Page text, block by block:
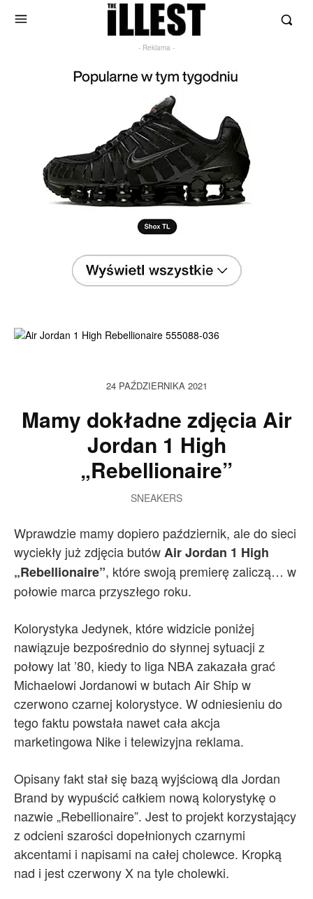
- Reklama -
24 PAŹDZIERNIKA 2021
Mamy dokładne zdjęcia Air
Jordan 1 High
„Rebellionaire”
SNEAKERS
Wprawdzie mamy dopiero październik, ale do sieci
wyciekły już zdjęcia butówAir Jordan 1 High
„Rebellionaire”, które swoją premierę zaliczą… w
połowie marca przyszłego roku.
Kolorystyka Jedynek, które widzicie poniżej
nawiązuje bezpośrednio do słynnej sytuacji z
połowy lat ’80, kiedy to liga NBA zakazała grać
Michaelowi Jordanowi w butach Air Ship w
czerwono czarnej kolorystyce. W odniesieniu do
tego faktu powstała nawet cała akcja
marketingowa Nike i telewizyjna reklama.
Opisany fakt stał się bazą wyjściową dla Jordan
Brand by wypuścić całkiem nową kolorystykę o
nazwie „Rebellionaire”. Jest to projekt korzystający
z odcieni szarości dopełnionych czarnymi
akcentami i napisami na całej cholewce. Kropką
nad i jest czerwony X na tyle cholewki.